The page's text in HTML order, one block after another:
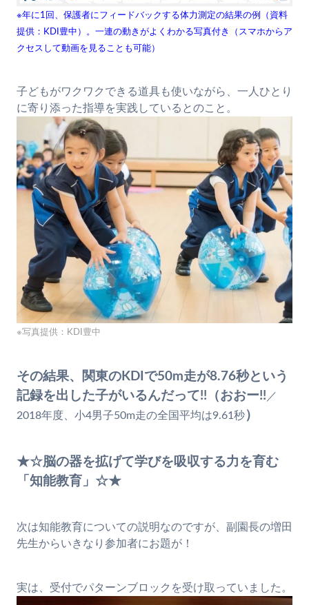
※年に1回、保護者にフィードバックする体力測定の結果の例（資料
提供：KDI豊中）。一連の動きがよくわかる写真付き（スマホからア
クセスして動画を見ることも可能）
子どもがワクワクできる道具も使いながら、一人ひとり
に寄り添った指導を実践しているとのこと。
※写真提供：KDI豊中
その結果、関東のKDIで50m走が8.76秒という
記録を出した子がいるんだって!! （おおー!! ／
2018年度、小4男子50m走の全国平均は9.61秒）
★☆脳の器を拡げて学びを吸収する力を育む
「知能教育」☆★
次は知能教育についての説明なのですが、副園長の増田
先生からいきなり参加者にお題が！
実は、受付でパターンブロックを受け取っていました。